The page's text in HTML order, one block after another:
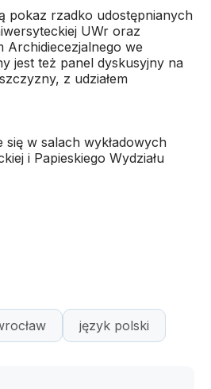
pokaz rzadko udostępnianych
UWr oraz
Archidiecezjalnego we
jest też panel dyskusyjny na
z udziałem
się w salach wykładowych
i Papieskiego Wydziału
język polski